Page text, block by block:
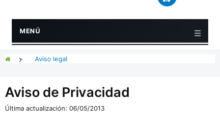
MENÚ
> Aviso legal
Aviso de Privacidad
Última actualización: 06/05/2013